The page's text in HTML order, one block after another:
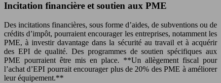
Incitation financière et soutien aux PME
Des incitations financières, sous forme d’aides, de subventions ou de
crédits d’impôt, pourraient encourager les entreprises, notamment les
PME, à investir davantage dans la sécurité au travail et à acquérir
des EPI de qualité. Des programmes de soutien spécifiques aux
PME pourraient être mis en place. **Un allègement fiscal pour
l’achat d’EPI pourrait encourager plus de 20% des PME à améliorer
leur équipement.**